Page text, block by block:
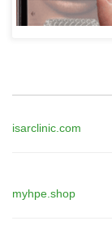
isarclinic.com
myhpe.shop